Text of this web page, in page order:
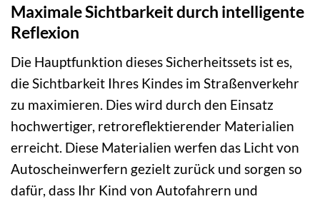
Maximale Sichtbarkeit durch intelligente
Reflexion
Die Hauptfunktion dieses Sicherheitssets ist es,
die Sichtbarkeit Ihres Kindes im Straßenverkehr
zu maximieren. Dies wird durch den Einsatz
hochwertiger, retroreflektierender Materialien
erreicht. Diese Materialien werfen das Licht von
Autoscheinwerfern gezielt zurück und sorgen so
dafür, dass Ihr Kind von Autofahrern und